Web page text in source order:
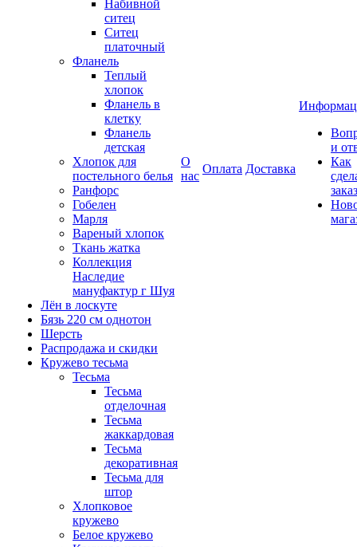
Набивной
ситец
Ситец
платочный
Фланель
Теплый
хлопок
Фланель в
клетку
Фланель
детская
Хлопок для
постельного белья
Ранфорс
Гобелен
Марля
Вареный хлопок
Ткань жатка
Коллекция
Наследие
мануфактур г Шуя
Лён в лоскуте
Бязь 220 см однотон
Шерсть
Распродажа и скидки
Кружево тесьма
Тесьма
Тесьма
отделочная
Тесьма
жаккардовая
Тесьма
декоративная
Тесьма для
штор
Хлопковое
кружево
Белое кружево
О
нас
Оплата Доставка
и
Как
заказ